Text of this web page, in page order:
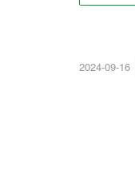
2024-09-16
/